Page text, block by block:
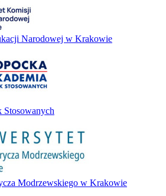
Narodowej w Krakowie
Stosowanych
Modrzewskiego w Krakowie